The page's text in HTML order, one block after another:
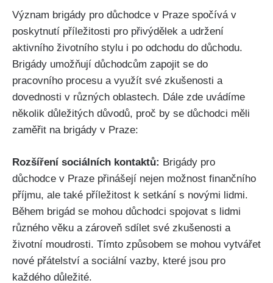
Význam brigády pro důchodce v Praze spočívá v
poskytnutí příležitosti pro přivýdělek a udržení
aktivního životního stylu i po odchodu do důchodu.
Brigády umožňují důchodcům zapojit se do
pracovního procesu a využít své zkušenosti a
dovednosti v různých oblastech. Dále zde uvádíme
několik důležitých důvodů, proč by se důchodci měli
zaměřit na brigády v Praze:
Rozšíření sociálních kontaktů: Brigády pro
důchodce v Praze přinášejí nejen možnost finančního
příjmu, ale také příležitost k setkání s novými lidmi.
Během brigád se mohou důchodci spojovat s lidmi
různého věku a zároveň sdílet své zkušenosti a
životní moudrosti. Tímto způsobem se mohou vytvářet
nové přátelství a sociální vazby, které jsou pro
každého důležité.